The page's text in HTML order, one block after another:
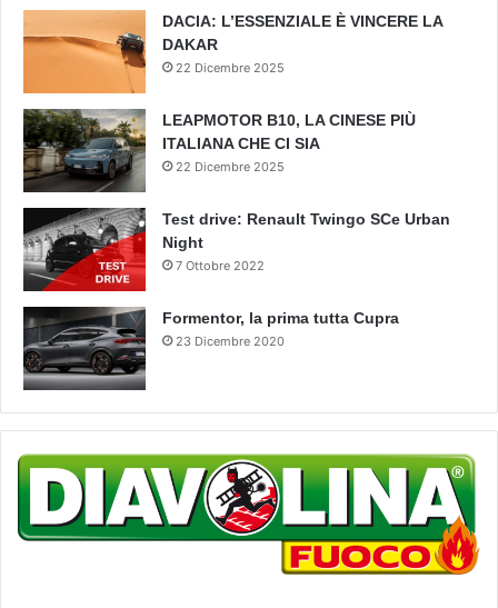
DACIA: L’ESSENZIALE È VINCERE LA
DAKAR
22 Dicembre 2025
LEAPMOTOR B10, LA CINESE PIÙ
ITALIANA CHE CI SIA
22 Dicembre 2025
Test drive: Renault Twingo SCe Urban
Night
7 Ottobre 2022
Formentor, la prima tutta Cupra
23 Dicembre 2020